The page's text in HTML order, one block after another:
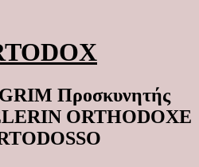
Προσκυνητής
ORTHODOXE